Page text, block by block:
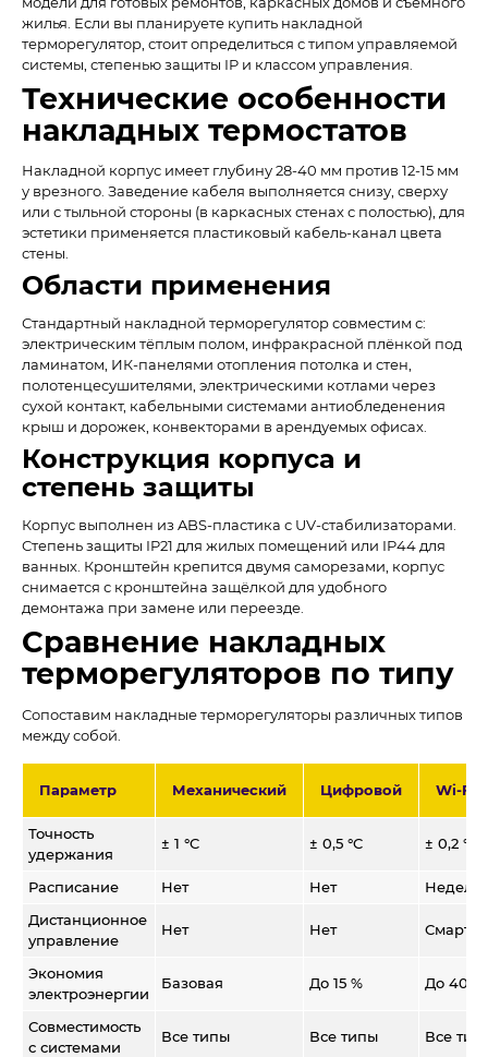
жилья. Если вы планируете купить накладной
терморегулятор, стоит определиться с типом управляемой
системы, степенью защиты IP и классом управления.
Технические особенности
накладных термостатов
Накладной корпус имеет глубину 28-40 мм против 12-15 мм
у врезного. Заведение кабеля выполняется снизу, сверху
или с тыльной стороны (в каркасных стенах с полостью), для
эстетики применяется пластиковый кабель-канал цвета
стены.
Области применения
Стандартный накладной терморегулятор совместим с:
электрическим тёплым полом, инфракрасной плёнкой под
ламинатом, ИК-панелями отопления потолка и стен,
полотенцесушителями, электрическими котлами через
сухой контакт, кабельными системами антиобледенения
крыш и дорожек, конвекторами в арендуемых офисах.
Конструкция корпуса и
степень защиты
Корпус выполнен из ABS-пластика с UV-стабилизаторами.
Степень защиты IP21 для жилых помещений или IP44 для
ванных. Кронштейн крепится двумя саморезами, корпус
снимается с кронштейна защёлкой для удобного
демонтажа при замене или переезде.
Сравнение накладных
терморегуляторов по типу
Сопоставим накладные терморегуляторы различных типов
между собой.
Параметр Механический Цифровой Wi-Fi
Точность
удержания
± 1 °C ± 0,5 °C ± 0,2 °C
Расписание Нет Нет
Дистанционное
управление
Нет Нет
Экономия
электроэнергии
Базовая До 15 % До 40 %
Совместимость
с системами
Все типы Все типы Все